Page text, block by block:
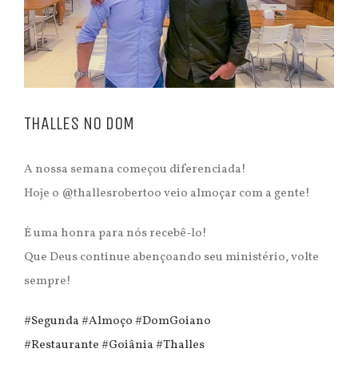
THALLES NO DOM
A nossa semana começou diferenciada!
Hoje o @thallesrobertoo veio almoçar com a gente!
É uma honra para nós recebê-lo!
Que Deus continue abençoando seu ministério, volte
sempre!
#Segunda#Almoço#DomGoiano
#Restaurante#Goiânia#Thalles